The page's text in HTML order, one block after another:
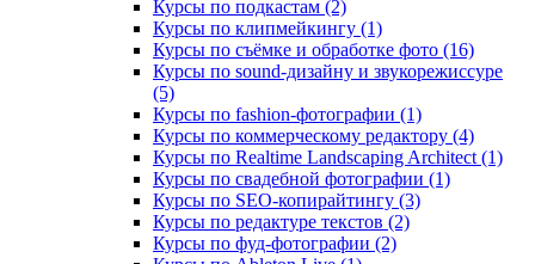
Курсы по подкастам (2)
Курсы по клипмейкингу (1)
Курсы по съёмке и обработке фото (16)
Курсы по sound-дизайну и звукорежиссуре
(5)
Курсы по fashion-фотографии (1)
Курсы по коммерческому редактору (4)
Курсы по Realtime Landscaping Architect (1)
Курсы по свадебной фотографии (1)
Курсы по SEO-копирайтингу (3)
Курсы по редактуре текстов (2)
Курсы по фуд-фотографии (2)